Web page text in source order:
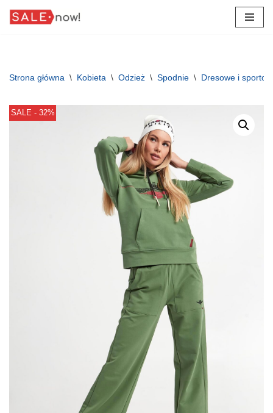
Strona główna \ Kobieta \ Odzież \ Spodnie \ Dresowe i
SALE - 32%